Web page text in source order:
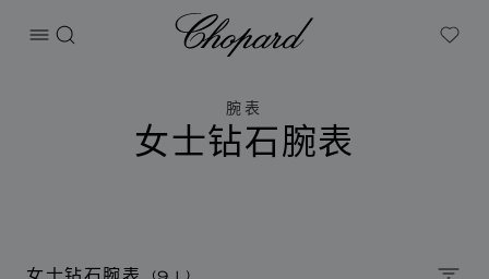
打开菜单
搜索
Chopard
My
腕表
女士钻石腕表
(91)